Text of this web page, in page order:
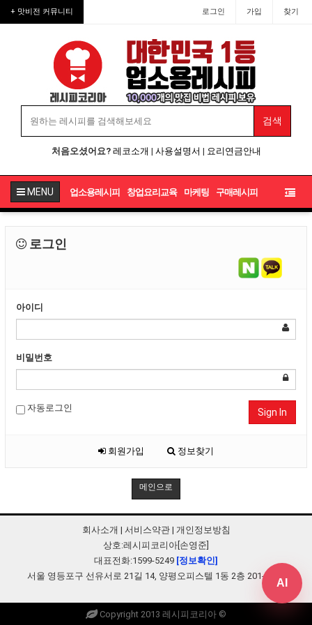
+ 맛비전 커뮤니티 로그인 가입 찾기
처음오셨어요? 레코소개 | 사용설명서 | 요리연금안내
MENU 업소용레시피 창업요리교육 마케팅 구매레시피
로그인
아이디
비밀번호
자동로그인 Sign In
회원가입 정보찾기
메인으로
회사소개 | 서비스약관| 개인정보방침
상호:레시피코리아[손영준]
대표전화:1599-5249 [정보확인]
서울 영등포구 선유서로 21길 14, 양평오피스텔 1동 2층 201-B248
Copyright 2013 레시피코리아 ©
AI